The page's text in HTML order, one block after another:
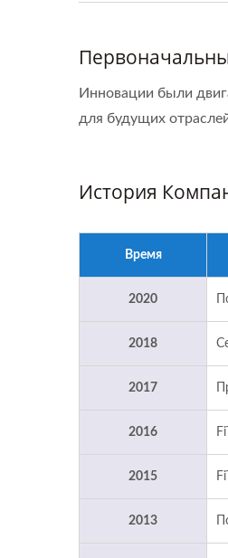
Инновации были
для будущих
История
Время
2020
2018
2017
2016
2015
2013